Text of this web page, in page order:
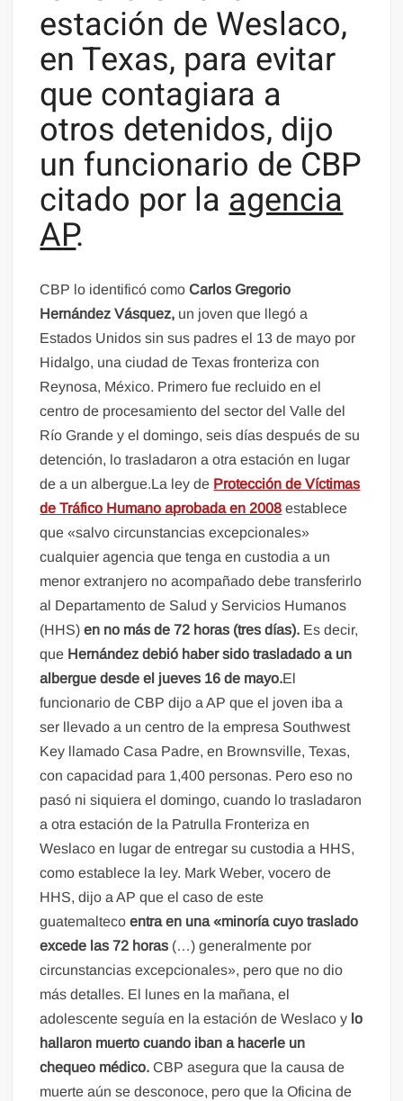
estación de Weslaco,
en Texas, para evitar
que contagiara a
otros detenidos, dijo
un funcionario de CBP
citado por laagencia
AP.
CBP lo identificó comoCarlos Gregorio
Hernández Vásquez, un joven que llegó a
Estados Unidos sin sus padres el 13 de mayo por
Hidalgo, una ciudad de Texas fronteriza con
Reynosa, México. Primero fue recluido en el
centro de procesamiento del sector del Valle del
Río Grande y el domingo, seis días después de su
detención, lo trasladaron a otra estación en lugar
de a un albergue.La ley de Protección de Víctimas
de Tráfico Humano aprobada en 2008 establece
que «salvo circunstancias excepcionales»
cualquier agencia que tenga en custodia a un
menor extranjero no acompañado debe transferirlo
al Departamento de Salud y Servicios Humanos
(HHS)en no más de 72 horas (tres días). Es decir,
que Hernández debió haber sido trasladado a un
albergue desde el jueves 16 de mayo.El
funcionario de CBP dijo a AP que el joven iba a
ser llevado a un centro de la empresa Southwest
Key llamado Casa Padre, en Brownsville, Texas,
con capacidad para 1,400 personas. Pero eso no
pasó ni siquiera el domingo, cuando lo trasladaron
a otra estación de la Patrulla Fronteriza en
Weslaco en lugar de entregar su custodia a HHS,
como establece la ley. Mark Weber, vocero de
HHS, dijo a AP que el caso de este
guatemaltecoentra en una «minoría cuyo traslado
excede las 72 horas (…) generalmente por
circunstancias excepcionales», pero que no dio
más detalles. El lunes en la mañana, el
adolescente seguía en la estación de Weslaco y lo
hallaron muerto cuando iban a hacerle un
chequeo médico. CBP asegura que la causa de
muerte aún se desconoce, pero que la Oficina de